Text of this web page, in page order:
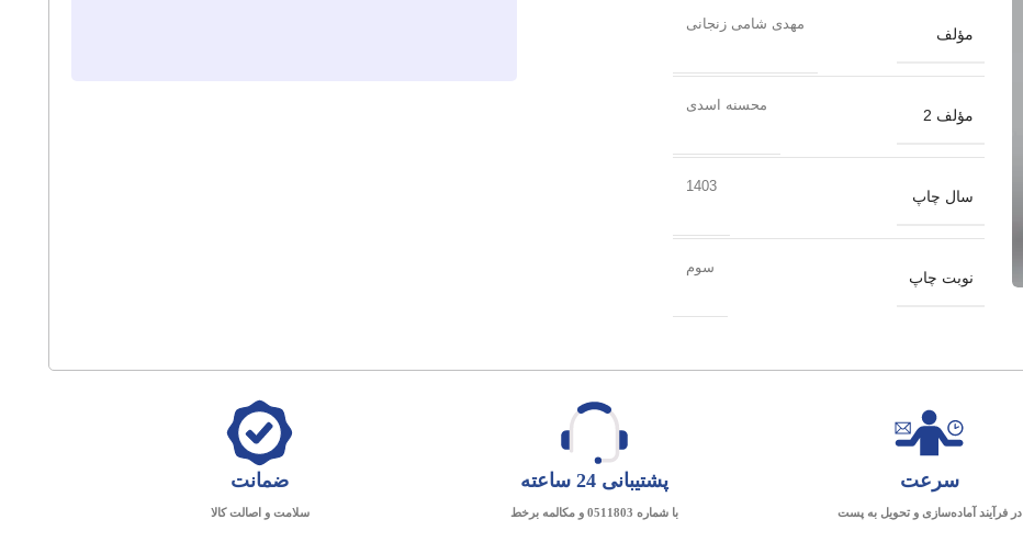
مؤلف
مهدی شامی زنجانی
مؤلف 2
محسنه اسدی
سال چاپ
1403
نوبت چاپ
سوم
سرعت
در فرآیند آماده‌سازی و تحویل به پست
پشتیبانی 24 ساعته
با شماره 0511803 و مکالمه برخط
ضمانت
سلامت و اصالت کالا